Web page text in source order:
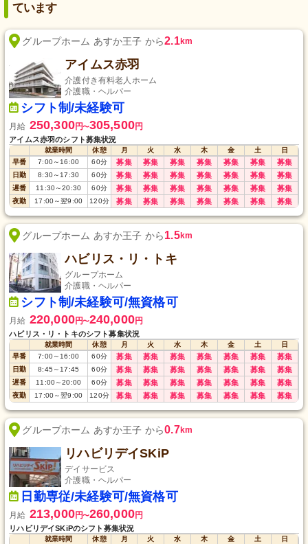
ています
グループホーム あすか王子 から2.1km
アイムス赤羽
介護付き有料老人ホーム
介護職・ヘルパー
シフト制/未経験可
月給 250,300円〜305,500円
アイムス赤羽のシフト募集状況
就業時間 休憩 月 火 水 木 金 土
日
早番
7:00～ 16:00 60分 募集 募集 募集 募集 募集 募集 募集
日勤 8:30～ 17:30 60分 募集 募集 募集 募集 募集 募集 募集
遅番 11:30～20:30 60分 募集 募集 募集 募集 募集 募集 募集
夜勤 17:00～翌9:00 120分 募集 募集 募集 募集 募集 募集 募集
グループホーム あすか王子 から1.5km
ハビリス・リ・トキ
グループホーム
介護職・ヘルパー
シフト制/未経験可/無資格可
月給 220,000円〜240,000円
ハビリス・リ・トキのシフト募集状況
就業時間 休憩 月 火 水 木 金 土
日
早番
7:00～ 16:00 60分 募集 募集 募集 募集 募集 募集 募集
日勤 8:45 ～ 17:45 60分 募集 募集 募集 募集 募集 募集 募集
遅番 11:00～20:00 60分 募集 募集 募集 募集 募集 募集 募集
夜勤 17:00～翌9:00 120分 募集 募集 募集 募集 募集 募集 募集
グループホーム あすか王子 から0.7km
リハビリデイSKiP
デイサービス
介護職・ヘルパー
日勤専従/未経験可/無資格可
月給 213,000円〜260,000円
リハビリデイSKiPのシフト募集状況
就業時間 休憩 月 火 水 木 金 土
日